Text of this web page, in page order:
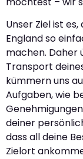
Unser Ziel ist
England so
machen. Daher
Transport
kümmern uns
Aufgaben, wie
deiner
dass all deine
Zielort